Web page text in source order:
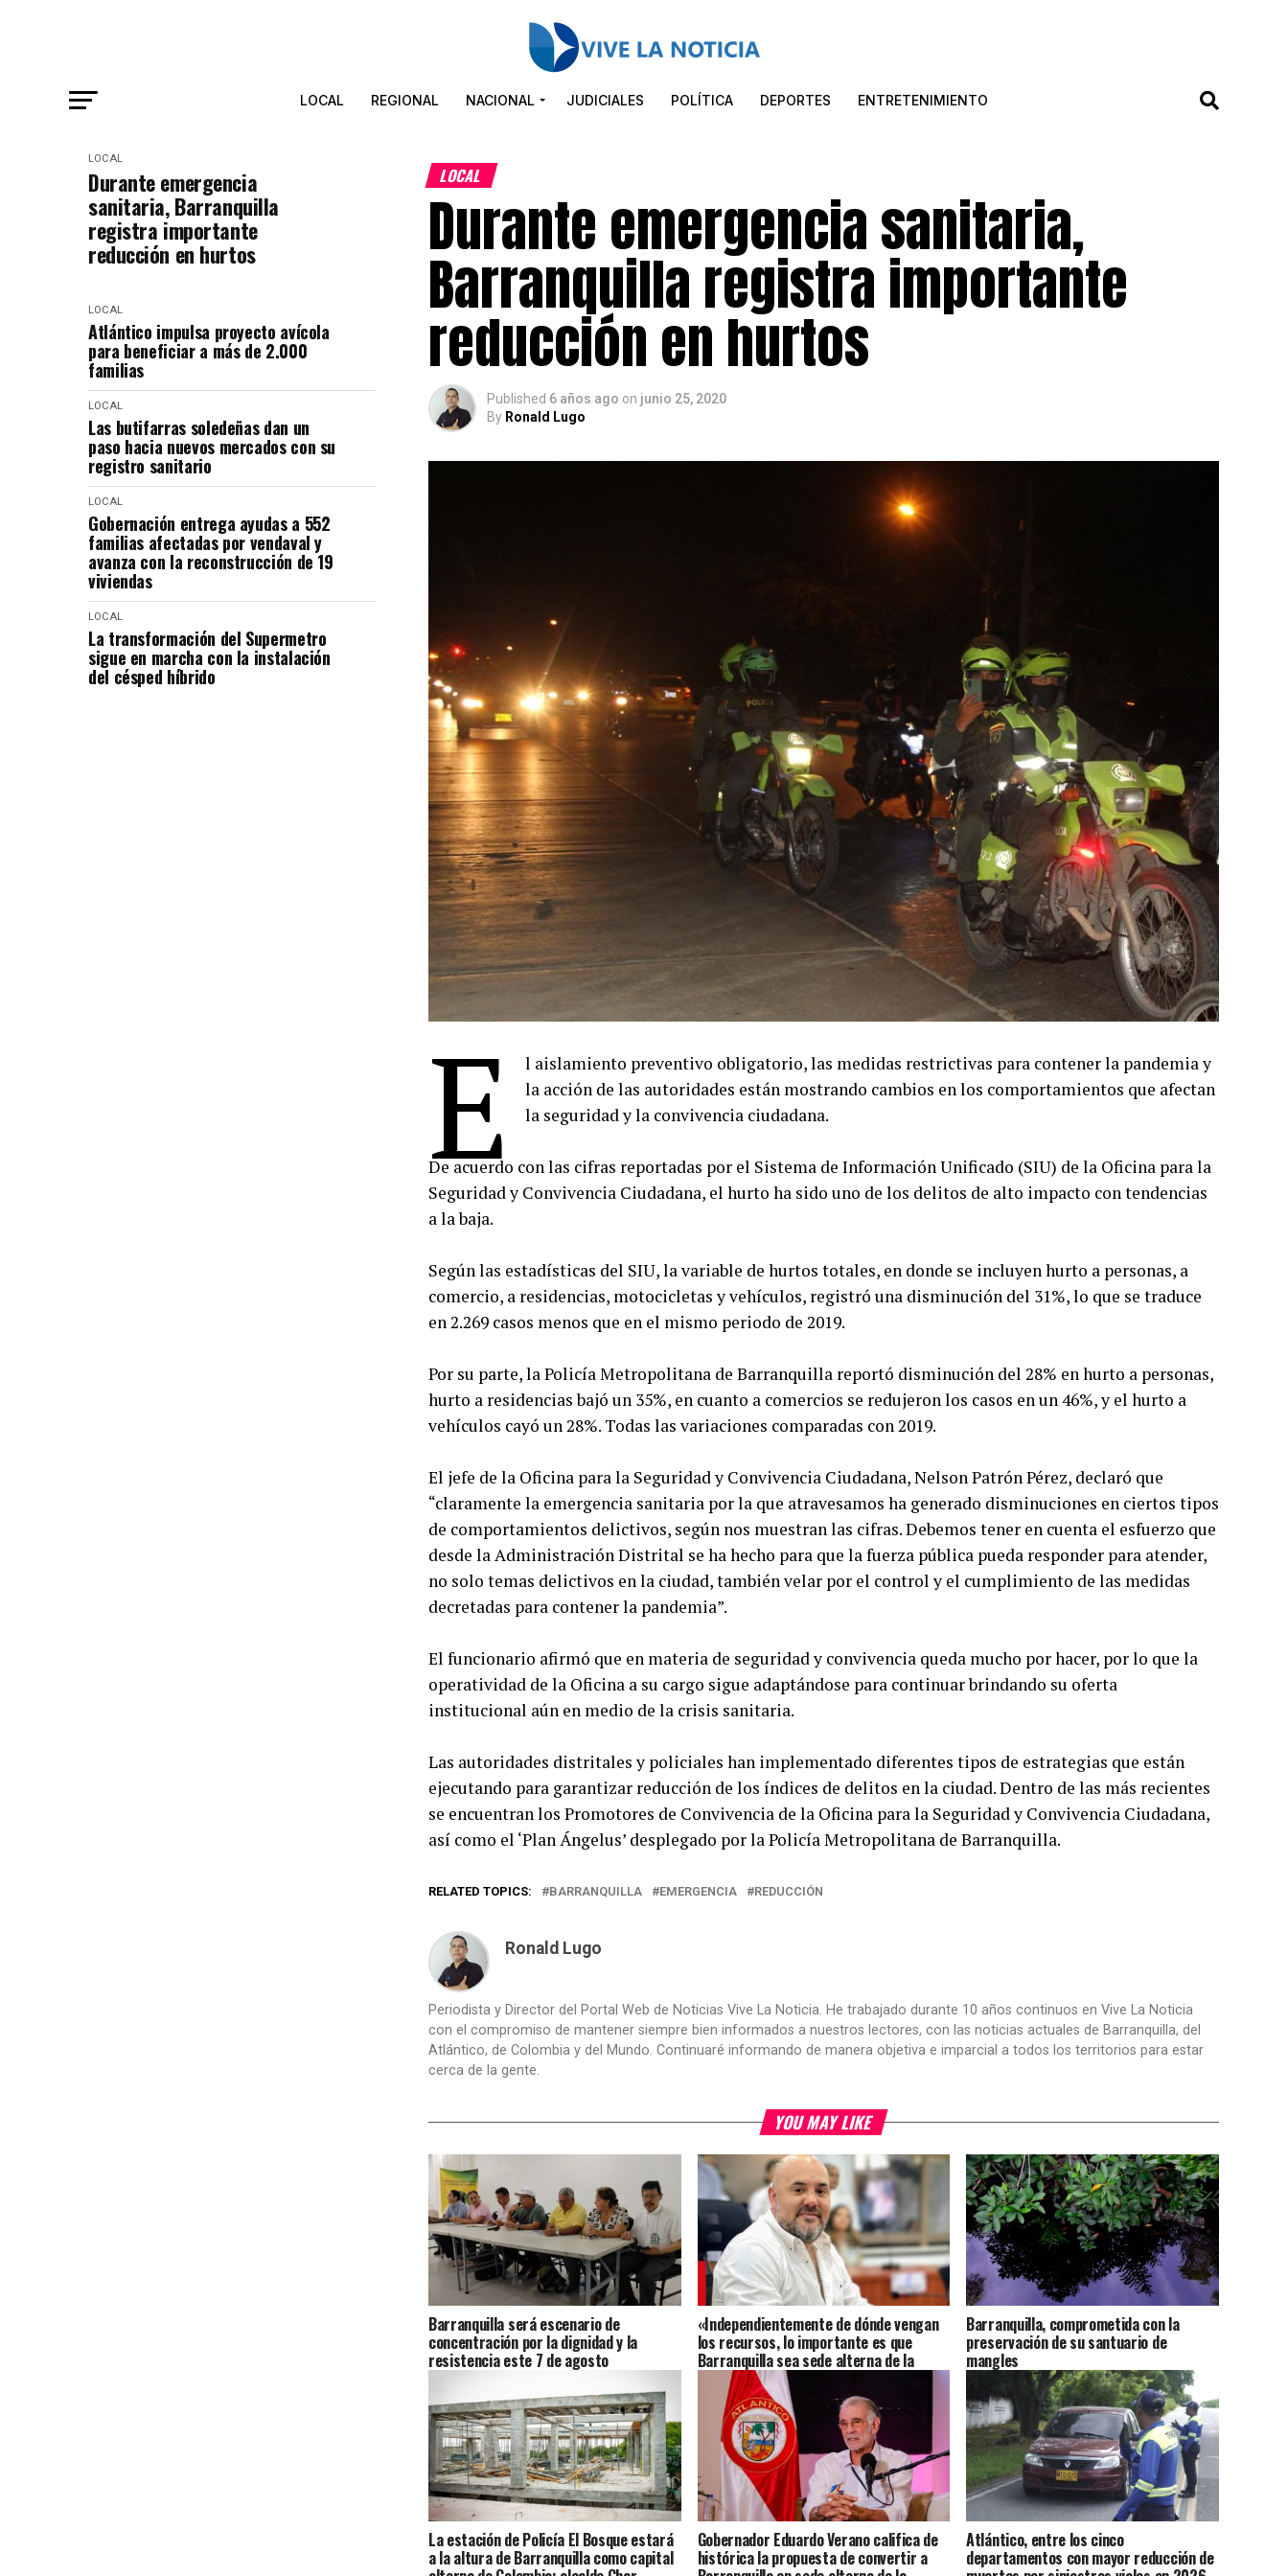
LOCAL REGIONAL NACIONAL JUDICIALES POLÍTICA DEPORTES ENTRETENIMIENTO
LOCAL
Durante emergencia
sanitaria, Barranquilla
registra importante
reducción en hurtos
LOCAL
Atlántico impulsa proyecto avícola
para beneficiar a más de 2.000
familias
LOCAL
Las butifarras soledeñas dan un
paso hacia nuevos mercados con su
registro sanitario
LOCAL
Gobernación entrega ayudas a 552
familias afectadas por vendaval y
avanza con la reconstrucción de 19
viviendas
LOCAL
La transformación del Supermetro
sigue en marcha con la instalación
del césped híbrido
LOCAL
Durante emergencia sanitaria,
Barranquilla registra importante
reducción en hurtos
Published 6 años ago on junio 25, 2020
By Ronald Lugo
E
l aislamiento preventivo obligatorio, las medidas restrictivas para contener la pandemia y
la acción de las autoridades están mostrando cambios en los comportamientos que afectan
la seguridad y la convivencia ciudadana.
De acuerdo con las cifras reportadas por el Sistema de Información Unificado (SIU) de la Oficina para la
Seguridad y Convivencia Ciudadana, el hurto ha sido uno de los delitos de alto impacto con tendencias
a la baja.
Según las estadísticas del SIU, la variable de hurtos totales, en donde se incluyen hurto a personas, a
comercio, a residencias, motocicletas y vehículos, registró una disminución del 31%, lo que se traduce
en 2.269 casos menos que en el mismo periodo de 2019.
Por su parte, la Policía Metropolitana de Barranquilla reportó disminución del 28% en hurto a personas,
hurto a residencias bajó un 35%, en cuanto a comercios se redujeron los casos en un 46%, y el hurto a
vehículos cayó un 28%. Todas las variaciones comparadas con 2019.
El jefe de la Oficina para la Seguridad y Convivencia Ciudadana, Nelson Patrón Pérez, declaró que
“claramente la emergencia sanitaria por la que atravesamos ha generado disminuciones en ciertos tipos
de comportamientos delictivos, según nos muestran las cifras. Debemos tener en cuenta el esfuerzo que
desde la Administración Distrital se ha hecho para que la fuerza pública pueda responder para atender,
no solo temas delictivos en la ciudad, también velar por el control y el cumplimiento de las medidas
decretadas para contener la pandemia”.
El funcionario afirmó que en materia de seguridad y convivencia queda mucho por hacer, por lo que la
operatividad de la Oficina a su cargo sigue adaptándose para continuar brindando su oferta
institucional aún en medio de la crisis sanitaria.
Las autoridades distritales y policiales han implementado diferentes tipos de estrategias que están
ejecutando para garantizar reducción de los índices de delitos en la ciudad. Dentro de las más recientes
se encuentran los Promotores de Convivencia de la Oficina para la Seguridad y Convivencia Ciudadana,
así como el ‘Plan Ángelus’ desplegado por la Policía Metropolitana de Barranquilla.
RELATED TOPICS: BARRANQUILLA EMERGENCIA REDUCCIÓN
Ronald Lugo
Periodista y Director del Portal Web de Noticias Vive La Noticia. He trabajado durante 10 años continuos en Vive La Noticia
con el compromiso de mantener siempre bien informados a nuestros lectores, con las noticias actuales de Barranquilla, del
Atlántico, de Colombia y del Mundo. Continuaré informando de manera objetiva e imparcial a todos los territorios para estar
cerca de la gente.
YOU MAY LIKE
Barranquilla será escenario de
concentración por la dignidad y la
resistencia este 7 de agosto
«Independientemente de dónde vengan
los recursos, lo importante es que
Barranquilla sea sede alterna de la
Presidencia»: Villafañez Jabba
Barranquilla, comprometida con la
preservación de su santuario de
mangles
La estación de Policía El Bosque estará
a la altura de Barranquilla como capital
Gobernador Eduardo Verano califica de
histórica la propuesta de convertir a
Atlántico, entre los cinco
departamentos con mayor reducción de